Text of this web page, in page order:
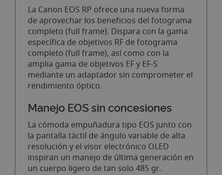
La Canon EOS RP ofrece una nueva forma
de aprovechar los beneficios del fotograma
completo (full frame). Dispara con la gama
específica de objetivos RF de fotograma
completo (full frame), así como con la
amplia gama de objetivos EF y EF-S
mediante un adaptador sin comprometer el
rendimiento óptico.
Manejo EOS sin concesiones
La cómoda empuñadura tipo EOS junto con
la pantalla táctil de ángulo variable de alta
resolución y el visor electrónico OLED
inspiran un manejo de última generación en
un cuerpo ligero de tan solo 485 gr.